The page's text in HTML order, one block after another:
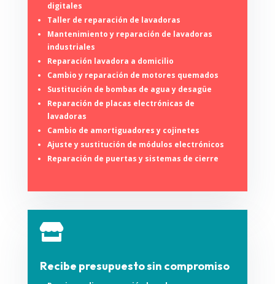
digitales
Taller de reparación de lavadoras
Mantenimiento y reparación de lavadoras
industriales
Reparación lavadora a domicilio
Cambio y reparación de motores quemados
Sustitución de bombas de agua y desagüe
Reparación de placas electrónicas de
lavadoras
Cambio de amortiguadores y cojinetes
Ajuste y sustitución de módulos electrónicos
Reparación de puertas y sistemas de cierre

Recibe presupuesto sin compromiso